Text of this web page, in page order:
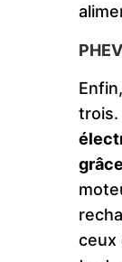
trois.
ceux